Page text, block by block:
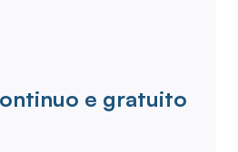
e gratuito